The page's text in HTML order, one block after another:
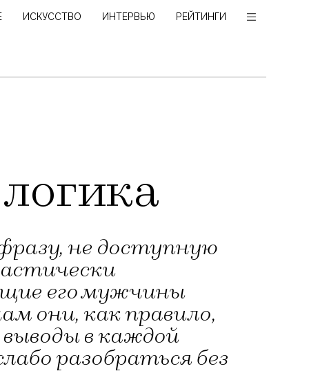
ИСКУССТВО ИНТЕРВЬЮ РЕЙТИНГИ
не доступную
его мужчины
они, как правило,
в каждой
разобраться без